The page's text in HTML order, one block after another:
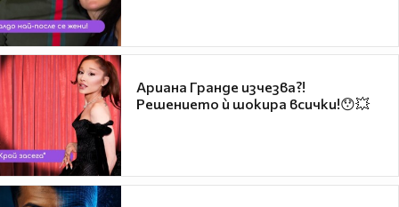
Ариана Гранде изчезва?!
Решението ѝ шокира всички!😯💥